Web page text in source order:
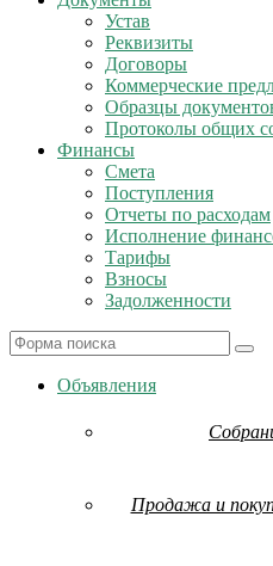
Устав
Реквизиты
Договоры
Коммерческие
Образцы
Протоколы общих
Финансы
Смета
Поступления
Отчеты по расходам
Исполнение
Тарифы
Взносы
Задолженности
Объявления
Продажа и